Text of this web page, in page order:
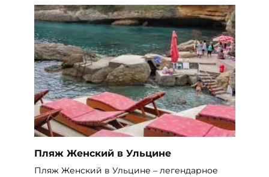
Пляж Женский в Ульцине
Пляж Женский в Ульцине – легендарное